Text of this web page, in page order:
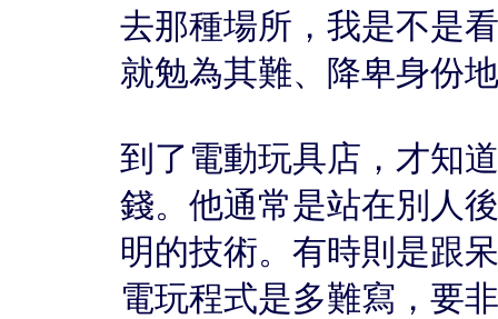
去那種場所，我是不是
就勉為其難、降卑身份
到了電動玩具店，才知
錢。他通常是站在別人
明的技術。有時則是跟
電玩程式是多難寫，要